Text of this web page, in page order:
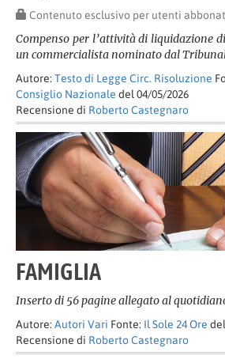
Contenuto esclusivo per utenti
Compenso per l’attività di liquidazione
un commercialista nominato dal
Autore: Testo di Legge Circ. Risoluzione
Consiglio Nazionale del 04/05/2026
Recensione di Roberto Castegnaro
FAMIGLIA
Inserto di 56 pagine allegato al
Autore: Autori Vari Fonte: Il Sole 24 Ore
Recensione di Roberto Castegnaro